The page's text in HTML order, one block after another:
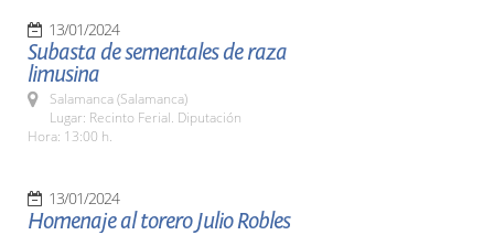
13/01/2024
Subasta de sementales de raza
limusina
Salamanca (Salamanca)
Lugar: Recinto Ferial. Diputación
Hora: 13:00 h.
13/01/2024
Homenaje al torero Julio Robles